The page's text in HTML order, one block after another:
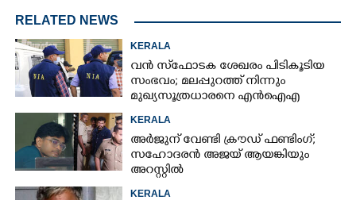
RELATED NEWS
KERALA
വൻ സ്‌ഫോടക ശേഖരം പിടികൂടിയ
സംഭവം; മലപ്പുറത്ത് നിന്നും
മുഖ്യസൂത്രധാരനെ എൻഐഎ
അറസ്റ്റ് ചെയ്‌തു
KERALA
അർജുന് വേണ്ടി ക്രൗഡ് ഫണ്ടിംഗ്;
സഹോദരൻ അജയ് ആയങ്കിയും
അറസ്റ്റിൽ
KERALA